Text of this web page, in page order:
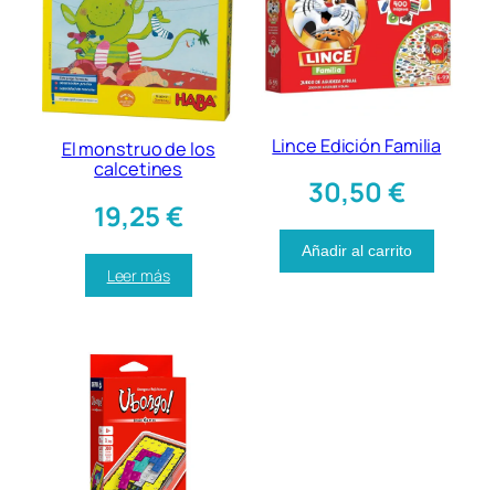
El monstruo de los
calcetines
19,25€
Leer más
Lince Edición Familia
30,50€
Añadir al carrito